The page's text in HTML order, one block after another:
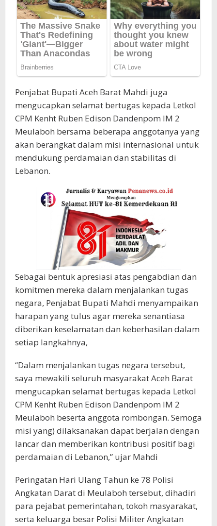
Penjabat Bupati Aceh Barat Mahdi juga
mengucapkan selamat bertugas kepada Letkol
CPM Kenht Ruben Edison Dandenpom IM 2
Meulaboh bersama beberapa anggotanya yang
akan berangkat dalam misi internasional untuk
mendukung perdamaian dan stabilitas di
Lebanon.
Sebagai bentuk apresiasi atas pengabdian dan
komitmen mereka dalam menjalankan tugas
negara, Penjabat Bupati Mahdi menyampaikan
harapan yang tulus agar mereka senantiasa
diberikan keselamatan dan keberhasilan dalam
setiap langkahnya,
“Dalam menjalankan tugas negara tersebut,
saya mewakili seluruh masyarakat Aceh Barat
mengucapkan selamat bertugas kepada Letkol
CPM Kenht Ruben Edison Dandenpom IM 2
Meulaboh beserta anggota rombongan. Semoga
misi yang) dilaksanakan dapat berjalan dengan
lancar dan memberikan kontribusi positif bagi
perdamaian di Lebanon,” ujar Mahdi
Peringatan Hari Ulang Tahun ke 78 Polisi
Angkatan Darat di Meulaboh tersebut, dihadiri
para pejabat pemerintahan, tokoh masyarakat,
serta keluarga besar Polisi Militer Angkatan